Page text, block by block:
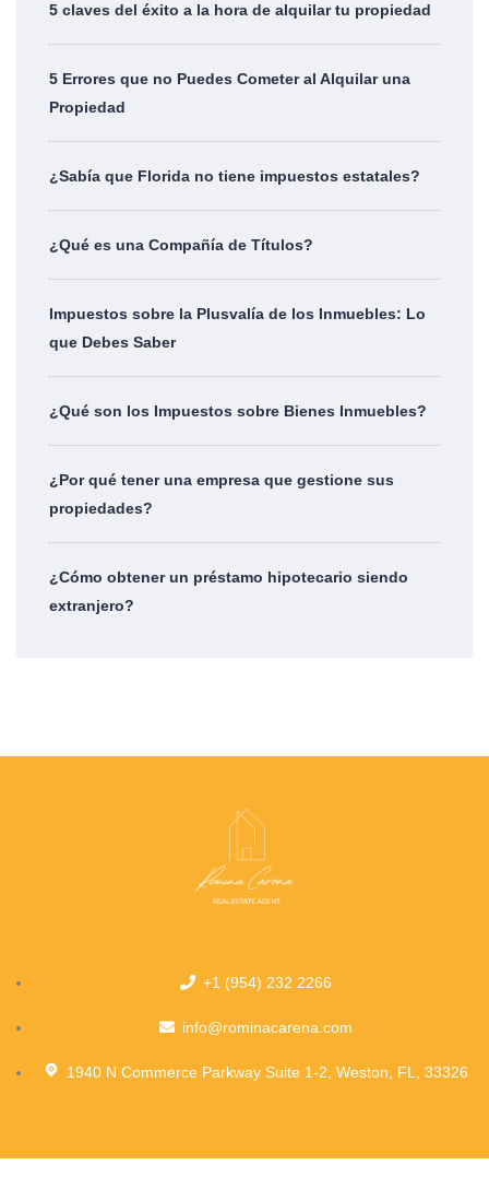
5 claves del éxito a la hora de alquilar tu propiedad
5 Errores que no Puedes Cometer al Alquilar una
Propiedad
¿Sabía que Florida no tiene impuestos estatales?
¿Qué es una Compañía de Títulos?
Impuestos sobre la Plusvalía de los Inmuebles: Lo
que Debes Saber
¿Qué son los Impuestos sobre Bienes Inmuebles?
¿Por qué tener una empresa que gestione sus
propiedades?
¿Cómo obtener un préstamo hipotecario siendo
extranjero?
+1 (954) 232 2266
info@rominacarena.com
1940 N Commerce Parkway Suite 1-2, Weston, FL, 33326